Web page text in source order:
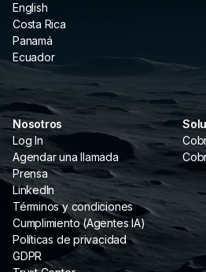
English
Costa Rica
Panamá
Ecuador
Nosotros
Log In
Agendar una llamada
Prensa
LinkedIn
Términos y condiciones
Cumplimiento (Agentes IA)
Políticas de privacidad
GDPR